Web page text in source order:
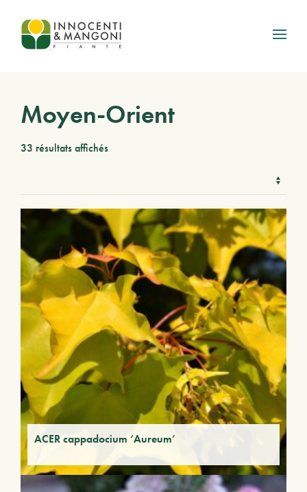
Skip to main content
Moyen-Orient
33 résultats affichés
ACER cappadocium ‘Aureum’